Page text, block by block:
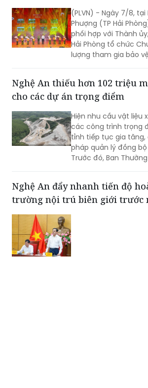
(PLVN) - Ngày 7/8, tại
Phượng (TP Hải
phối hợp với Thành ủy,
Hải Phòng tổ chức
lượng tham gia bảo
niềm tin. Vì an ninh
cuộc sống".
Nghệ An thiếu hơn 102 triệu
cho các dự án trọng điểm
Hiện nhu cầu vật liệu
các công trình trọng
tỉnh tiếp tục gia tăng,
pháp quản lý đồng
Trước đó, Ban
sản trên địa bàn tỉnh.
Nghệ An đẩy nhanh tiến độ
trường nội trú biên giới trước